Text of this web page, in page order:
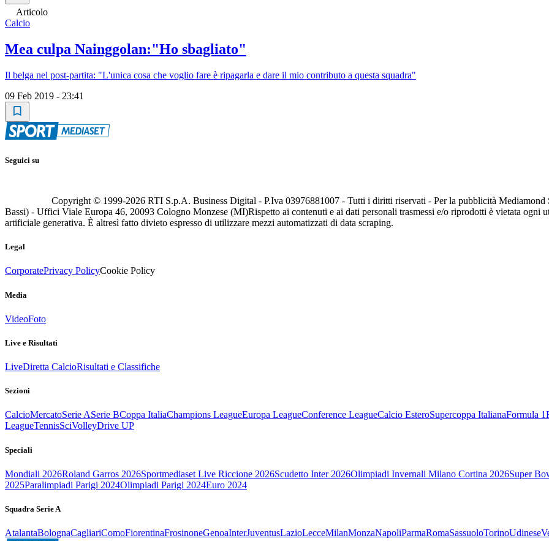
Articolo
Calcio
Mea culpa Nainggolan:"Ho sbagliato"
Il belga nel post-partita: "L'unica cosa che voglio fare è ripagarla e dare il mio contributo a questa squadra"
09 Feb 2019 - 23:41
Seguici su
Copyright © 1999-2026 RTI S.p.A. Business Digital - P.Iva 03976881007 - Tutti i diritti riservati - Per la pubblicità
Bassi) - Uffici Viale Europa 46, 20093 Cologno Monzese (MI)Rispetto ai contenuti e ai dati personali trasmessi e/o riprodotti è vietata ogni
artificiale generativa. È altresì fatto divieto espresso di utilizzare mezzi automatizzati di data scraping.
Legal
CorporatePrivacy PolicyCookie Policy
Media
VideoFoto
Live e Risultati
LiveDiretta CalcioRisultati e Classifiche
Sezioni
CalcioMercatoSerie ASerie BCoppa ItaliaChampions LeagueEuropa LeagueConference LeagueCalcio EsteroSupercoppa ItalianaFormula 1
LeagueTennisSciVolleyDrive UP
Speciali
Mondiali 2026Roland Garros 2026Sportmediaset Live Riccione 2026Scudetto Inter 2026Olimpiadi Invernali Milano Cortina 2026Super
2025Paralimpiadi Parigi 2024Olimpiadi Parigi 2024Euro 2024
Squadra Serie A
AtalantaBolognaCagliariComoFiorentinaFrosinoneGenoaInterJuventusLazioLecceMilanMonzaNapoliParmaRomaSassuoloTorinoUdinese